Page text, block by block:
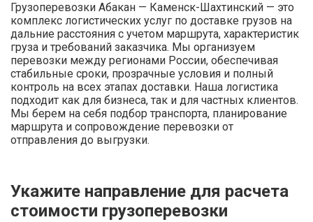
Грузоперевозки Абакан — Каменск-Шахтинский — это
комплекс логистических услуг по доставке грузов на
дальние расстояния с учетом маршрута, характеристик
груза и требований заказчика. Мы организуем
перевозки между регионами России, обеспечивая
стабильные сроки, прозрачные условия и полный
контроль на всех этапах доставки. Наша логистика
подходит как для бизнеса, так и для частных клиентов.
Мы берем на себя подбор транспорта, планирование
маршрута и сопровождение перевозки от
отправления до выгрузки.
Укажите направление для расчета
стоимости грузоперевозки